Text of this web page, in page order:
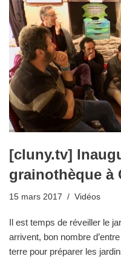
[cluny.tv]
grainothèque à
15 mars 2017 Vidéos
Il est temps de réveiller le
arrivent, bon nombre
terre pour préparer les